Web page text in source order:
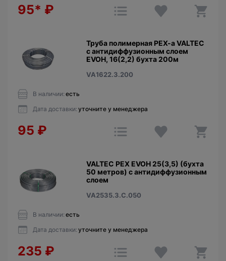
95* ₽
Труба полимерная PEX-a VALTEC
c антидиффузионным слоем
EVOH, 16(2,2) бухта 200м
VA1622.3.200
В наличии: есть
Дата доставки: уточните у менеджера
95 ₽
VALTEC PEX EVOH 25(3,5) (бухта
50 метров) c антидиффузионным
слоем
VA2535.3.C.050
В наличии: есть
Дата доставки: уточните у менеджера
235 ₽